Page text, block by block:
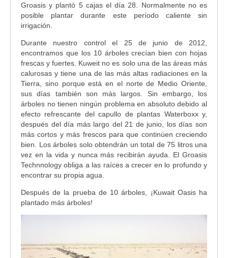
Groasis y plantó 5 cajas el día 28. Normalmente no es
posible plantar durante este período caliente sin
irrigación.
Durante nuestro control el 25 de junio de 2012,
encontramos que los 10 árboles crecían bien con hojas
frescas y fuertes. Kuweit no es solo una de las áreas más
calurosas y tiene una de las más altas radiaciones en la
Tierra, sino porque está en el norte de Medio Oriente,
sus días también son más largos. Sin embargo, los
árboles no tienen ningún problema en absoluto debido al
efecto refrescante del capullo de plantas Waterboxx y,
después del día más largo del 21 de junio, los días son
más cortos y más frescos para que continúen creciendo
bien. Los árboles solo obtendrán un total de 75 litros una
vez en la vida y nunca más recibirán ayuda. El Groasis
Technnology obliga a las raíces a crecer en lo profundo y
encontrar su propia agua.
Después de la prueba de 10 árboles, ¡Kuwait Oasis ha
plantado más árboles!